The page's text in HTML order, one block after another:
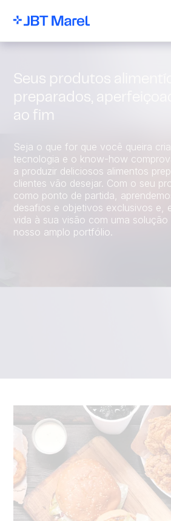
Seus produtos
preparados,
ao fim
Seja o que for que você queira
tecnologia e o know-how
a produzir deliciosos alimentos
clientes vão desejar. Com o seu
como ponto de partida,
desafios e objetivos exclusivos e,
vida à sua visão com uma solução
nosso amplo portfólio.